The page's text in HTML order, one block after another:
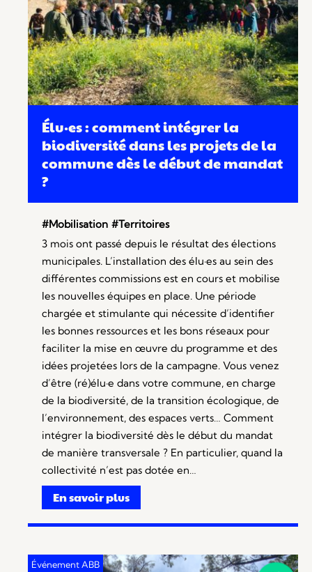
Élu·es : comment intégrer la
biodiversité dans les projets de la
commune dès le début de mandat
?
#Mobilisation #Territoires
3 mois ont passé depuis le résultat des élections
municipales. L’installation des élu·es au sein des
différentes commissions est en cours et mobilise
les nouvelles équipes en place. Une période
chargée et stimulante qui nécessite d’identifier
les bonnes ressources et les bons réseaux pour
faciliter la mise en œuvre du programme et des
idées projetées lors de la campagne. Vous venez
d’être (ré)élu·e dans votre commune, en charge
de la biodiversité, de la transition écologique, de
l’environnement, des espaces verts… Comment
intégrer la biodiversité dès le début du mandat
de manière transversale ? En particulier, quand la
collectivité n’est pas dotée en…
En savoir plus